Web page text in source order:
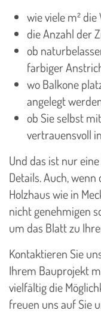
wie viele m²
die Anzahl der
ob
farbiger
wo Balkone
angelegt
ob Sie selbst
vertrauensvoll
Und das ist nur
Details. Auch,
Holzhaus wie in
nicht genehmigen
um das Blatt zu
Kontaktieren Sie
Ihrem Bauprojekt
vielfältig die
freuen uns auf Sie